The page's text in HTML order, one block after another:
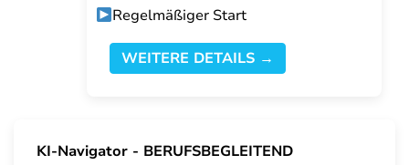
Regelmäßiger Start
WEITERE DETAILS →
KI-Navigator - BERUFSBEGLEITEND